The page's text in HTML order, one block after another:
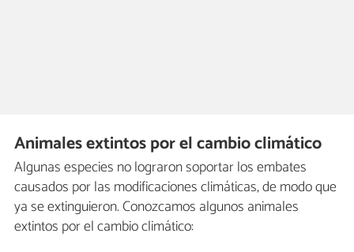
Animales extintos por el cambio climático
Algunas especies no lograron soportar los embates
causados por las modificaciones climáticas, de modo que
ya se extinguieron. Conozcamos algunos animales
extintos por el cambio climático: